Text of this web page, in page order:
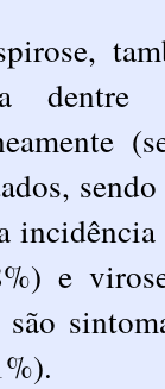
incidência
e
são